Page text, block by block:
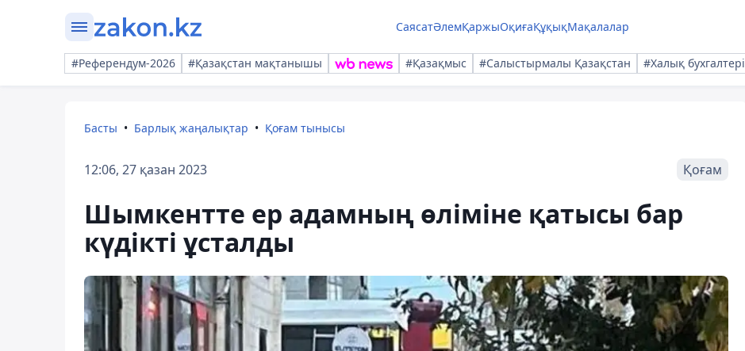
СаясатӘлемҚаржыОқиғаҚұқықМақалалар
#Референдум-2026 #Қазақстан мақтанышы #Қазақмыс #Салыстырмалы Қазақстан #Халық бухгалтері
Басты Барлық жаңалықтар Қоғам тынысы
12:06, 27 қазан 2023 Қоғам
Шымкентте ер адамның өліміне қатысы бар
күдікті ұсталды